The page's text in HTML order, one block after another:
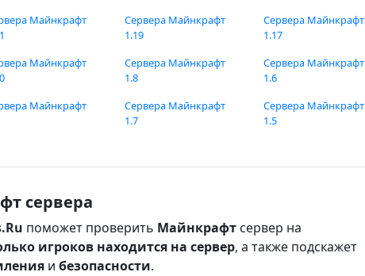
Майнкрафт
Сервера Майнкрафт
1.19
Сервера Майнкрафт
1.17
Майнкрафт
Майнкрафт
Сервера Майнкрафт
1.8
Сервера Майнкрафт
1.7
Сервера Майнкрафт
1.6
Сервера Майнкрафт
1.5
сервера
поможет проверить Майнкрафт сервер на
игроков находится на сервер, а также подскажет
и безопасности.